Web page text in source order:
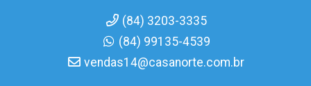
(84) 3203-3335
(84) 99135-4539
vendas14@casanorte.com.br